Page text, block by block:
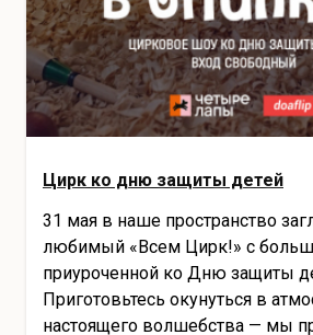
Цирк ко дню защиты детей
31 мая в наше пространство
любимый «Всем Цирк!» с
приуроченной ко Дню защиты
Приготовьтесь окунуться в
настоящего волшебства — мы